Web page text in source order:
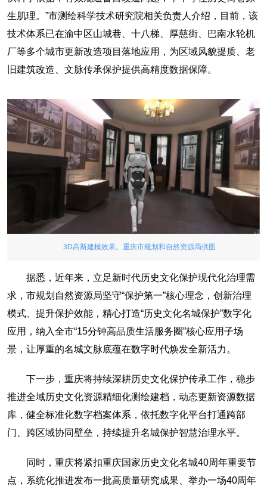
生肌理。”市测绘科学技术研究院相关负责人介绍，目前，该
技术体系已在渝中区山城巷、十八梯、厚慈街、巴南水轮机
厂等多个城市更新改造项目落地应用，为区域风貌提质、老
旧建筑改造、文脉传承保护提供高精度数据保障。
3D高斯建模效果。重庆市规划和自然资源局供图
据悉，近年来，立足新时代历史文化保护现代化治理需
求，市规划自然资源局坚守“保护第一”核心理念，创新治理
模式、提升保护效能，精心打造“历史文化名城保护”数字化
应用，纳入全市“15分钟高品质生活服务圈”核心应用子场
景，让厚重的名城文脉底蕴在数字时代焕发全新活力。
下一步，重庆将持续深耕历史文化保护传承工作，稳步
推进全域历史文化资源精细化测绘建档，动态更新资源数据
库，健全标准化数字档案体系，依托数字化平台打通跨部
门、跨区域协同壁垒，持续提升名城保护智慧治理水平。
同时，重庆将紧扣重庆国家历史文化名城40周年重要节
点，系统化推进发布一批高质量研究成果、举办一场40周年